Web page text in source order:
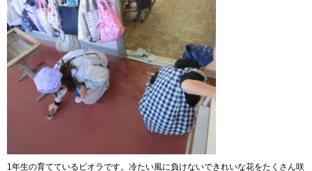
1年生の育てているビオラです。冷たい風に負けないできれいな花をたくさん咲